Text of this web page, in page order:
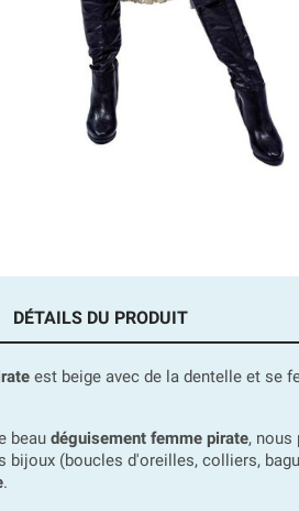
DÉTAILS DU PRODUIT
est beige avec de la dentelle et se
beau déguisement femme pirate, nous
bijoux (boucles d'oreilles, colliers,
.